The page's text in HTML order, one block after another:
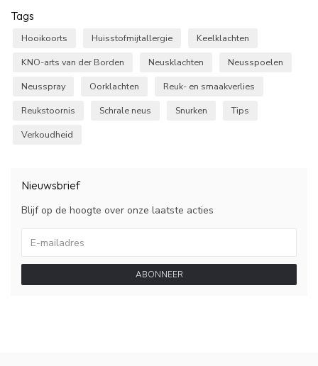
Tags
Hooikoorts Huisstofmijtallergie
Keelklachten
KNO-arts van der Borden
Neusklachten
Neusspoelen
Neusspray
Oorklachten
Reuk- en smaakverlies
Reukstoornis
Schrale neus Snurken
Tips
Verkoudheid
Nieuwsbrief
Blijf op de hoogte over onze laatste acties
ABONNEER